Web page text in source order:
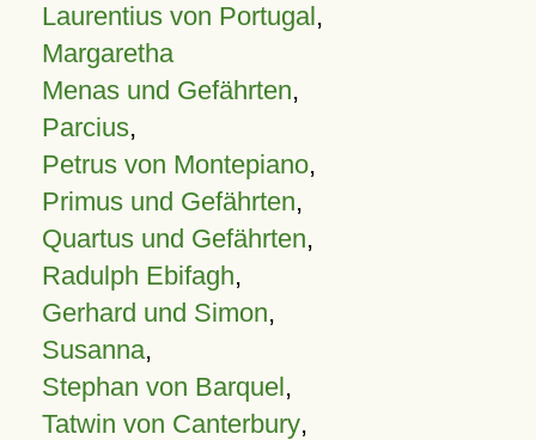
Laurentius von Portugal,
Margaretha
Menas und Gefährten,
Parcius,
Petrus von Montepiano,
Primus und Gefährten,
Quartus und Gefährten,
Radulph Ebifagh,
Gerhard und Simon,
Susanna,
Stephan von Barquel,
Tatwin von Canterbury,